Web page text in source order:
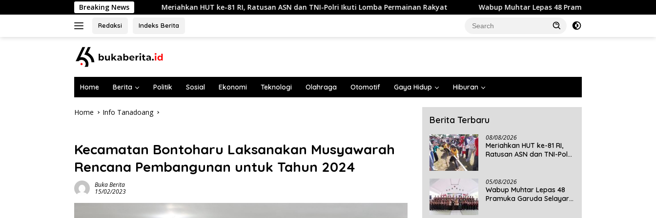
to
Breaking News
Meriahkan HUT ke-81 RI, Ratusan ASN dan TNI-Polri Ikuti Lomba Permainan Rakyat Wabup Muhtar Lepas 48 Pramuka Garuda Selayar ke Jambore Nasional
Redaksi Indeks Berita
Home Berita Politik Sosial Ekonomi Teknologi Olahraga Otomotif Gaya Hidup Hiburan
Home Info Tanadoang
Kecamatan Bontoharu Laksanakan Musyawarah
Rencana Pembangunan untuk Tahun 2024
Buka Berita
15/02/2023
Berita Terbaru
08/08/2026
Meriahkan HUT ke-81 RI,
Ratusan ASN dan TNI-Polri
05/08/2026
Wabup Muhtar Lepas 48
Pramuka Garuda Selayar